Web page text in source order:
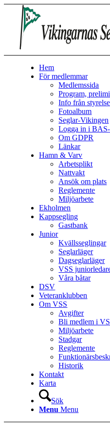
Hem
För medlemmar
Medlemssida
Program,
Info från
Fotoalbum
Seglar-Vikingen
Logga in i
Om GDPR
Länkar
Hamn & Varv
Arbetsplikt
Nattvakt
Ansök om plats
Reglemente
Miljöarbete
Ekholmen
Kappsegling
Gastbank
Junior
Kvällsseglingar
Seglarläger
Dagseglarläger
VSS
Våra båtar
DSV
Veteranklubben
Om VSS
Avgifter
Bli medlem i
Miljöarbete
Stadgar
Reglemente
Historik
Kontakt
Karta
Sök
Menu Menu